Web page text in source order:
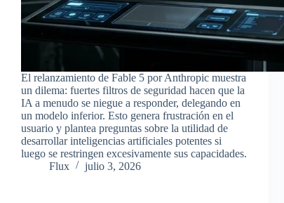
El relanzamiento de Fable 5 por Anthropic muestra
un dilema: fuertes filtros de seguridad hacen que la
IA a menudo se niegue a responder, delegando en
un modelo inferior. Esto genera frustración en el
usuario y plantea preguntas sobre la utilidad de
desarrollar inteligencias artificiales potentes si
luego se restringen excesivamente sus capacidades.
Flux
julio 3, 2026